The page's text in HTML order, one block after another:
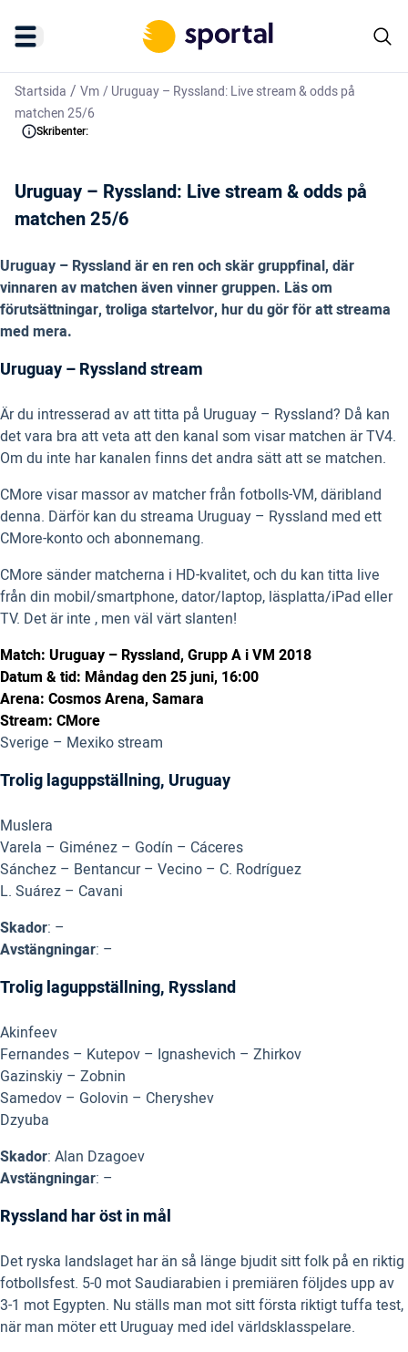
Startsida / Vm/Uruguay – Ryssland: Live stream & odds på
matchen 25/6
Skribenter:
Uruguay – Ryssland: Live stream & odds på
matchen 25/6
Uruguay – Ryssland är en ren och skär gruppfinal, där
vinnaren av matchen även vinner gruppen. Läs om
förutsättningar, troliga startelvor, hur du gör för att streama
med mera.
Uruguay – Ryssland stream
Är du intresserad av att titta på Uruguay – Ryssland? Då kan
det vara bra att veta att den kanal som visar matchen är TV4.
Om du inte har kanalen finns det andra sätt att se matchen.
CMore visar massor av matcher från fotbolls-VM, däribland
denna. Därför kan du streama Uruguay – Ryssland med ett
CMore-konto och abonnemang.
CMore sänder matcherna i HD-kvalitet, och du kan titta live
från din mobil/smartphone, dator/laptop, läsplatta/iPad eller
TV. Det är inte , men väl värt slanten!
Match: Uruguay – Ryssland, Grupp A i VM 2018
Datum & tid: Måndag den 25 juni, 16:00
Arena: Cosmos Arena, Samara
Stream: CMore
Sverige – Mexiko stream
Trolig laguppställning, Uruguay
Muslera
Varela – Giménez – Godín – Cáceres
Sánchez – Bentancur – Vecino – C. Rodríguez
L. Suárez – Cavani
Skador: –
Avstängningar: –
Trolig laguppställning, Ryssland
Akinfeev
Fernandes – Kutepov – Ignashevich – Zhirkov
Gazinskiy – Zobnin
Samedov – Golovin – Cheryshev
Dzyuba
Skador: Alan Dzagoev
Avstängningar: –
Ryssland har öst in mål
Det ryska landslaget har än så länge bjudit sitt folk på en riktig
fotbollsfest. 5-0 mot Saudiarabien i premiären följdes upp av
3-1 mot Egypten. Nu ställs man mot sitt första riktigt tuffa test,
när man möter ett Uruguay med idel världsklasspelare.